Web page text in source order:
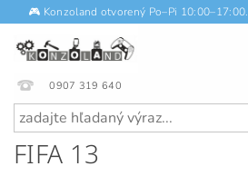
🎮 Konzoland otvorený Po–Pi 10:00–17:00.
0907 319 640
FIFA 13